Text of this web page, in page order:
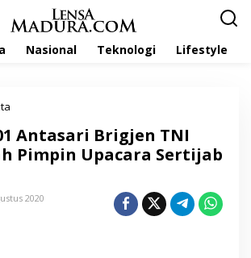
Nasional Teknologi Lifestyle
n
r
e
1
Antasari Brigjen TNI
Pimpin Upacara Sertijab
2020